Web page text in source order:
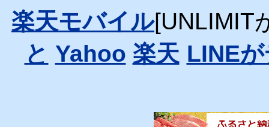
楽天モバイル[UNLIMIT
と Yahoo 楽天 LINE